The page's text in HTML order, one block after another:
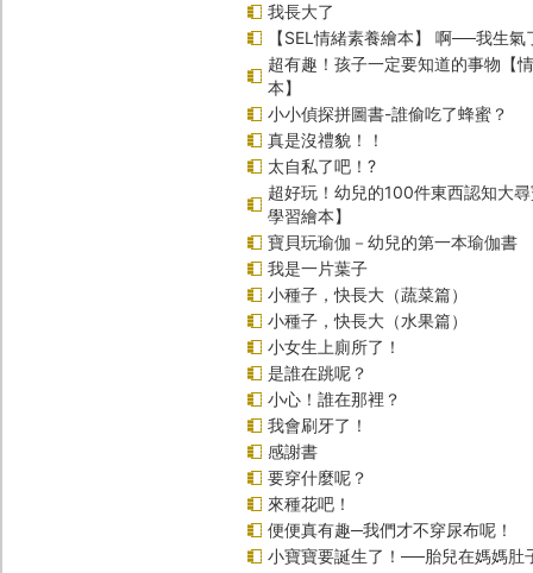
我長大了
【SEL情緒素養繪本】 啊──我生氣
超有趣！孩子一定要知道的事物【
本】
小小偵探拼圖書-誰偷吃了蜂蜜？
真是沒禮貌！！
太自私了吧！?
超好玩！幼兒的100件東西認知大
學習繪本】
寶貝玩瑜伽－幼兒的第一本瑜伽書
我是一片葉子
小種子，快長大（蔬菜篇）
小種子，快長大（水果篇）
小女生上廁所了！
是誰在跳呢？
小心！誰在那裡？
我會刷牙了！
感謝書
要穿什麼呢？
來種花吧！
便便真有趣─我們才不穿尿布呢！
小寶寶要誕生了！──胎兒在媽媽肚